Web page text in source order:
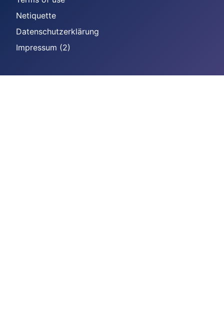
Netiquette
Datenschutzerklärung
Impressum (2)